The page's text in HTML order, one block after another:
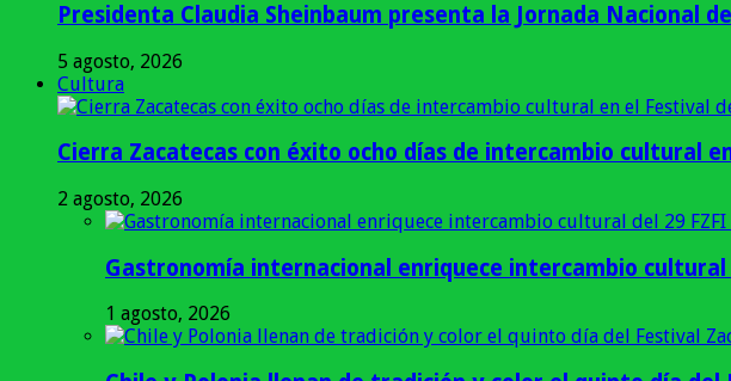
Presidenta Claudia Sheinbaum presenta la Jornada Nacional
5 agosto, 2026
Cultura
Cierra Zacatecas con éxito ocho días de intercambio cultural
2 agosto, 2026
Gastronomía internacional enriquece intercambio cultural
1 agosto, 2026